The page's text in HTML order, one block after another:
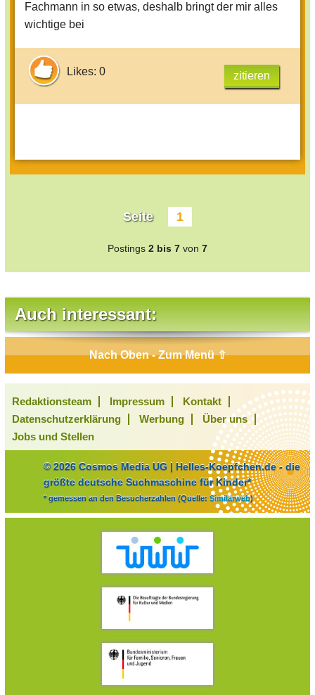
Fachmann in so etwas, deshalb bringt der mir alles
wichtige bei
Likes: 0 zitieren
Seite 1
Postings 2 bis 7 von 7
Auch interessant:
Nach Oben - Zum Menü ⇧
Redaktionsteam Impressum
Kontakt
Datenschutzerklärung
Werbung
Über uns
Jobs und Stellen
© 2026 Cosmos Media UG | Helles-Koepfchen.de - die
größte deutsche Suchmaschine für Kinder*
* gemessen an den Besucherzahlen (Quelle: Similarweb)